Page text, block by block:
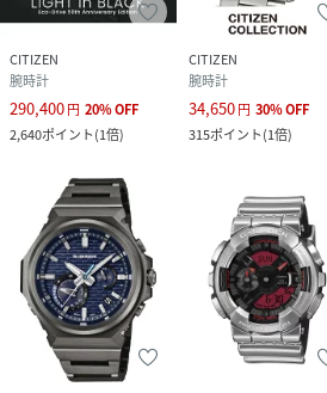
CITIZEN
腕時計
290,400円 20%OFF
2,640ポイント(1倍)
CITIZEN
腕時計
34,650円 30%OFF
315ポイント(1倍)